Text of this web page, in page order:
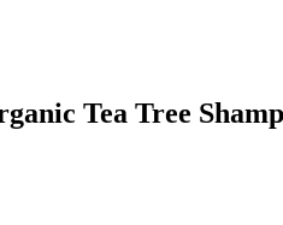
Tea Tree